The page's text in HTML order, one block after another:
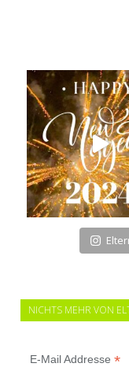
NICHTS MEHR VON
E-Mail Addresse *